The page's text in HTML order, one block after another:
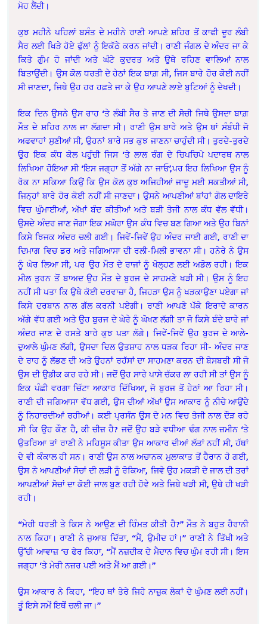
ਮੋਹ ਲੈਂਦੀ।
ਕੁਝ ਮਹੀਨੇ ਪਹਿਲਾਂਬਸੰਤ ਦੇ ਮਹੀਨੇ ਰਾਣੀ ਆਪਣੇ ਸ਼ਹਿਰ ਤੋਂ ਕਾਫੀ ਦੂਰ ਲੰਬੀ
ਸੈਰ ਲਈ ਖਿੜੇ ਹੋਏ ਫੁੱਲਾਂ ਨੂੰ ਇਕੱਠੇ ਕਰਨ ਜਾਂਦੀ। ਰਾਣੀ ਜੰਗਲ ਦੇ ਅੰਦਰ ਜਾ ਕੇ
ਕਿਤੇ ਗੁੰਮ ਹੋ ਜਾਂਦੀ ਅਤੇ ਘੰਟੇ ਕੁਦਰਤ ਅਤੇ ਉਥੇ ਰਹਿਣ ਵਾਲਿਆਂ ਨਾਲ
ਬਿਤਾਉਂਦੀ। ਉਸ ਕੋਲ ਧਰਤੀ ਦੇ ਹੇਠਾਂ ਇਕ ਬਾਗ਼ ਸੀ, ਜਿਸ ਬਾਰੇ ਹੋਰ ਕੋਈ ਨਹੀਂ
ਸੀ ਜਾਣਦਾ, ਜਿਥੇ ਉਹ ਹਰ ਹਫ਼ਤੇ ਜਾ ਕੇ ਉਹ ਆਪਣੇ ਲਾਏ ਬੁਟਿਆਂ ਨੂੰ ਦੇਖਦੀ।
ਇਕ ਦਿਨ ਉਸਨੇ ਉਸ ਰਾਹ ‘ਤੇ ਲੰਬੀ ਸੈਰ ਤੇ ਜਾਣ ਦੀ ਸੋਚੀ ਜਿਥੇ ਉਸਦਾ ਬਾਗ਼
ਮੌਤ ਦੇ ਸ਼ਹਿਰ ਨਾਲ ਜਾ ਲੱਗਦਾ ਸੀ। ਰਾਣੀ ਉਸ ਬਾਰੇ ਅਤੇ ਉਸ ਥਾਂ ਸੰਬੰਧੀ ਜੋ
ਅਫਵਾਹਾਂ ਸੁਣੀਆਂ ਸੀ, ਉਹਨਾਂ ਬਾਰੇ ਸਭ ਕੁਝ ਜਾਣਨਾ ਚਾਹੁੰਦੀ ਸੀ। ਤੁਰਦੇ-ਤੁਰਦੇ
ਉਹ ਇਕ ਕੰਧ ਕੋਲ ਪਹੁੰਚੀ ਜਿਸ ‘ਤੇ ਲਾਲ ਰੰਗ ਦੇ ਚਿਪਚਿਪੇ ਪਦਾਰਥ ਨਾਲ
ਲਿਖਿਆ ਹੋਇਆ ਸੀ ‘ਇਸ ਜਗ੍ਹਾ ਤੋਂ ਅੱਗੇ ਨਾ ਜਾਓ’,ਪਰ ਇਹ ਲਿਖਿਆ ਉਸ ਨੂੰ
ਰੋਕ ਨਾ ਸਕਿਆ ਕਿਉਂ ਕਿ ਉਸ ਕੋਲ ਕੁਝ ਅਜਿਹੀਆਂ ਜਾਦੂ ਮਈ ਸਕਤੀਆਂ ਸੀ,
ਜਿਨ੍ਹਾਂ ਬਾਰੇ ਹੋਰ ਕੋਈ ਨਹੀਂ ਸੀ ਜਾਣਦਾ। ਉਸਨੇ ਆਪਣੀਆਂ ਬਾਂਹਾਂ ਗੋਲ ਦਾਇਰੇ
ਵਿਚ ਘੁੰਮਾਈਆਂ, ਅੱਖਾਂ ਬੰਦ ਕੀਤੀਆਂ ਅਤੇ ਬੜੀ ਤੇਜੀ ਨਾਲ ਕੰਧ ਵੱਲ ਵੱਧੀ।
ਉਸਦੇ ਅੰਦਰ ਜਾਣ ਜੋਗਾ ਇਕ ਮਘੋਰਾ ਉਸ ਕੰਧ ਵਿਚ ਬਣ ਗਿਆ ਅਤੇ ਉਹ ਬਿਨਾਂ
ਕਿਸੇ ਝਿਜਕ ਅੰਦਰ ਚਲੀ ਗਈ। ਜਿਵੇਂ-ਜਿਵੇਂ ਉਹ ਅੰਦਰ ਜਾਈ ਗਈ, ਰਾਣੀ ਦਾ
ਦਿਮਾਗ ਵਿਚ ਡਰ ਅਤੇ ਜਗਿਆਸਾ ਦੀ ਰਲੀ-ਮਿਲੀ ਭਾਵਨਾ ਸੀ। ਹਨੇਰੇ ਨੇ ਉਸ
ਨੂੰ ਘੇਰ ਲਿਆ ਸੀ, ਪਰ ਉਹ ਮੌਤ ਦੇ ਰਾਜਾਂ ਨੂੰ ਖੋਲ੍ਹਣ ਲਈ ਅਡੋਲ ਰਹੀ। ਇਕ
ਮੀਲ ਤੁਰਨ ਤੋਂ ਬਾਅਦ ਉਹ ਮੌਤ ਦੇ ਬੁਰਜ ਦੇ ਸਾਹਮਣੇ ਖੜੀ ਸੀ। ਉਸ ਨੂੰ ਇਹ
ਨਹੀਂ ਸੀ ਪਤਾ ਕਿ ਉਥੇ ਕੋਈ ਦਰਵਾਜ਼ਾ ਹੈ, ਜਿਹੜਾ ਉਸ ਨੂੰ ਖੜਕਾਉਣਾ ਪਏਗਾ ਜਾਂ
ਕਿਸੇ ਦਰਬਾਨ ਨਾਲ ਗੱਲ ਕਰਨੀ ਪਏਗੀ। ਰਾਣੀ ਆਪਣੇ ਪੱਕੇ ਇਰਾਦੇ ਕਾਰਨ
ਅੱਗੇ ਵੱਧ ਗਈ ਅਤੇ ਉਹ ਬੁਰਜ ਦੇ ਘੇਰੇ ਨੂੰ ਘੋਖਣ ਲੱਗੀ ਤਾ ਜੋ ਕਿਸੇ ਬੰਦੇ ਬਾਰੇ ਜਾਂ
ਅੰਦਰ ਜਾਣ ਦੇ ਰਸਤੇ ਬਾਰੇ ਕੁਝ ਪਤਾ ਲੱਗੇ। ਜਿਵੇਂ-ਜਿਵੇਂ ਉਹ ਬੁਰਜ ਦੇ ਆਲੇ-
ਦੁਆਲੇ ਘੁੰਮਣ ਲੱਗੀ, ਉਸਦਾ ਦਿਲ ਉਤਸ਼ਾਹ ਨਾਲ ਧੜਕ ਰਿਹਾ ਸੀ- ਅੰਦਰ ਜਾਣ
ਦੇ ਰਾਹ ਨੂੰ ਲੱਭਣ ਦੀ ਅਤੇ ਉਹਨਾਂ ਰਹੱਸਾਂ ਦਾ ਸਾਹਮਣਾ ਕਰਨ ਦੀ ਬੇਸਬਰੀ ਸੀ ਜੋ
ਉਸ ਦੀ ਉਡੀਕ ਕਰ ਰਹੇ ਸੀ। ਜਦੋਂ ਉਹ ਸਾਰੇ ਪਾਸੇ ਚੱਕਰ ਲਾ ਰਹੀ ਸੀ ਤਾਂ ਉਸ ਨੂੰ
ਇਕ ਪੰਛੀ ਵਰਗਾ ਚਿੱਟਾ ਆਕਾਰ ਦਿੱਖਿਆ, ਜੋ ਬੁਰਜ ਤੋਂ ਹੇਠਾਂ ਆ ਰਿਹਾ ਸੀ।
ਰਾਣੀ ਦੀ ਜਗਿਆਸਾ ਵੱਧ ਗਈ, ਉਸ ਦੀਆਂ ਅੱਖਾਂ ਉਸ ਆਕਾਰ ਨੂੰ ਨੀਚੇ ਆਉਂਦੇ
ਨੂੰ ਨਿਹਾਰਦੀਆਂ ਰਹੀਆਂ। ਕਈ ਪ੍ਰਸੰਨ ਉਸ ਦੇ ਮਨ ਵਿਚ ਤੇਜੀ ਨਾਲ ਦੌੜ ਰਹੇ
ਸੀ ਕਿ ਉਹ ਕੌਣ ਹੈ, ਕੀ ਚੀਜ਼ ਹੈ? ਜਦੋਂ ਉਹ ਬੜੇ ਵਧੀਆ ਢੰਗ ਨਾਲ ਜ਼ਮੀਨ ‘ਤੇ
ਉਤਰਿਆ ਤਾਂ ਰਾਣੀ ਨੇ ਮਹਿਸੂਸ ਕੀਤਾ ਉਸ ਆਕਾਰ ਦੀਆਂ ਲੱਤਾਂ ਨਹੀਂ ਸੀ, ਹੱਥਾਂ
ਦੇ ਵੀ ਕੰਕਾਲ ਹੀ ਸਨ। ਰਾਣੀ ਉਸ ਨਾਲ ਅਚਾਨਕ ਮੁਲਾਕਾਤ ਤੋਂ ਹੈਰਾਨ ਹੋ ਗਈ,
ਉਸ ਨੇ ਆਪਣੀਆਂ ਸੋਚਾਂ ਦੀ ਲੜੀ ਨੂੰ ਰੋਕਿਆ, ਜਿਵੇ ਉਹ ਮਕੜੀ ਦੇ ਜਾਲ ਦੀ ਤਰਾਂ
ਆਪਣੀਆਂ ਸੋਚਾਂ ਦਾ ਕੋਈ ਜਾਲ ਬੁਣ ਰਹੀ ਹੋਵੇ ਅਤੇ ਜਿਥੇ ਖੜੀ ਸੀ, ਉਥੇ ਹੀ ਖੜੀ
ਰਹੀ।
“ਮੇਰੀ ਧਰਤੀ ਤੇ ਕਿਸ ਨੇ ਆਉਣ ਦੀ ਹਿੰਮਤ ਕੀਤੀ ਹੈ?” ਮੌਤ ਨੇ ਬਹੁਤ ਹੈਰਾਨੀ
ਨਾਲ ਕਿਹਾ। ਰਾਣੀ ਨੇ ਜੁਆਬ ਦਿੱਤਾ, “ਮੈਂ, ਉਮੀਦ ਹਾਂ।” ਰਾਣੀ ਨੇ ਤਿੱਖੀ ਅਤੇ
ਉੱਚੀ ਆਵਾਜ਼ ‘ਚ ਫੇਰ ਕਿਹਾ, “ਮੈਂ ਨਜ਼ਦੀਕ ਦੇ ਮੈਦਾਨ ਵਿਚ ਘੁੰਮ ਰਹੀ ਸੀ। ਇਸ
ਜਗ੍ਹਾ ‘ਤੇ ਮੇਰੀ ਨਜ਼ਰ ਪਈ ਅਤੇ ਮੈਂ ਆ ਗਈ।”
ਉਸ ਆਕਾਰ ਨੇ ਕਿਹਾ, “ਇਹ ਥਾਂ ਤੇਰੇ ਜਿਹੇ ਨਾਜ਼ੁਕ ਲੋਕਾਂ ਦੇ ਘੁੰਮਣ ਲਈ ਨਹੀਂ।
ਤੂੰ ਇਸੇ ਸਮੇਂ ਇਥੋਂ ਚਲੀ ਜਾ।”